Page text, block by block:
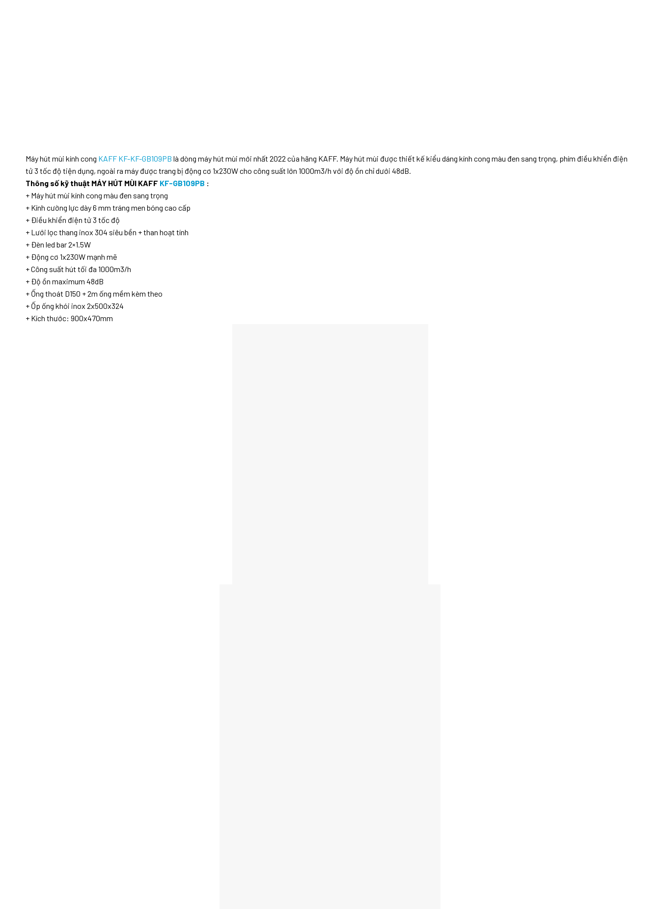
Máy hút mùi kính cong KAFF KF-KF-GB109PB là dòng máy hút mùi mới nhất 2022 của hãng KAFF. Máy hút mùi được thiết kế kiểu dáng kính cong màu đen sang trọng, phím điều khiển điện
tử 3 tốc độ tiện dụng, ngoài ra máy được trang bị động cơ 1x230W cho công suất lớn 1000m3/h với độ ồn chỉ dưới 48dB.
Thông số kỹ thuật MÁY HÚT MÙI KAFF KF-GB109PB :
+ Máy hút mùi kính cong màu đen sang trọng
+ Kính cường lực dày 6 mm tráng men bóng cao cấp
+ Điều khiển điện tử 3 tốc độ
+ Lưới lọc thang inox 304 siêu bền + than hoạt tính
+ Đèn led bar 2×1.5W
+ Động cơ 1x230W mạnh mẽ
+ Công suất hút tối đa 1000m3/h
+ Độ ồn maximum 48dB
+ Ống thoát D150 + 2m ống mềm kèm theo
+ Ốp ống khói inox 2x500x324
+ Kích thước: 900x470mm